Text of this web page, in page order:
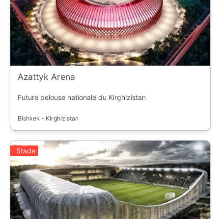
Azattyk Arena
Future pelouse nationale du Kirghizistan
Bishkek - Kirghizistan
Stade